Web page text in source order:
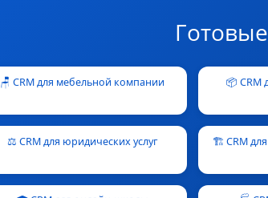
🪑 CRM для мебельной компании
📦 CRM
⚖️ CRM для юридических услуг 🏗️ CRM